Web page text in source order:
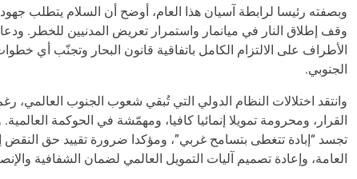
وبصفته رئيسا لرابطة آسيان هذا العام، أوضح أن السلام يتطلب
وقف إطلاق النار في ميانمار واستمرار تعريض المدنيين للخطر.
الأطراف على الالتزام الكامل باتفاقية قانون البحار وتجنّب أي
الجنوبي.
وانتقد اختلالات النظام الدولي التي تُبقي شعوب الجنوب العالمي،
القرار، ومحرومة تمويلا إنمائيا كافيا، ومهمّشة في الحوكمة
تجسد “إبادة تتغطى بتسامح غربي”، ومؤكدا ضرورة تقييد حق النقض
العامة، وإعادة تصميم آليات التمويل العالمي لضمان الشفافية